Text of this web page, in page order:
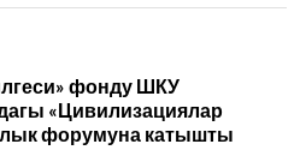
фонду ШКУ
«Цивилизациялар
форумуна катышты